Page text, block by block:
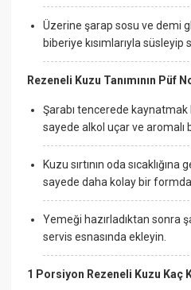
Üzerine şarap sosu ve demi
biberiye kısımlarıyla süsleyip
Rezeneli Kuzu Tanımının Püf
Şarabı tencerede
sayede alkol uçar ve aromalı
Kuzu sırtının oda
sayede daha kolay bir
Yemeği hazırladıktan sonra
servis esnasında ekleyin.
1 Porsiyon Rezeneli Kuzu Kaç